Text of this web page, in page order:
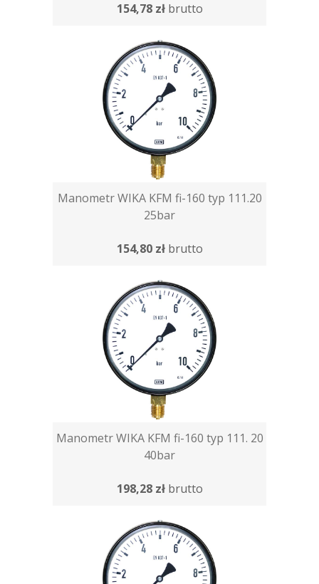
154,78 zł brutto
Manometr WIKA KFM fi-160 typ 111.20
25bar
154,80 zł brutto
Manometr WIKA KFM fi-160 typ 111. 20
40bar
198,28 zł brutto